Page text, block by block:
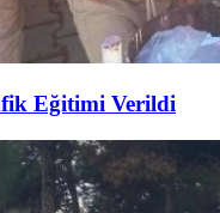
Eğitimi Verildi